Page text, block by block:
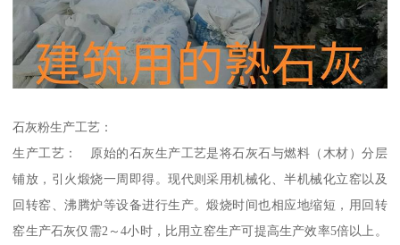
石灰粉生产工艺：
生产工艺： 原始的石灰生产工艺是将石灰石与燃料（木材）分层
铺放，引火煅烧一周即得。现代则采用机械化、半机械化立窑以及
回转窑、沸腾炉等设备进行生产。煅烧时间也相应地缩短，用回转
窑生产石灰仅需2～4小时，比用立窑生产可提高生产效率5倍以上。